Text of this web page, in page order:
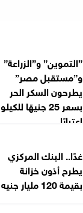
”التموين” و”الزراعة”
و”مستقبل مصر”
يطرحون السكر الحر
بسعر 25 جنيهًا للكيلو
اعتبارًا...
غدًا.. البنك المركزي
يطرح أذون خزانة
بقيمة 120 مليار جنيه